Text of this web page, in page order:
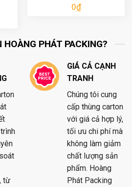
0₫
PHÁT PACKING?
từ
GIÁ CẢ CẠNH
TRANH
Chúng tôi cung
cấp thùng carton
với giá cả hợp lý,
tối ưu chi phí mà
không làm giảm
chất lượng sản
phẩm. Hoàng
Phát Packing